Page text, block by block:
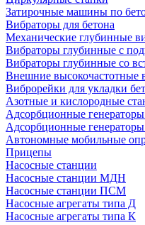
Затирочные машины по
Вибраторы для бетона
Механические глубинные
Вибраторы глубинные с
Вибраторы глубинные со
Внешние высокочастотные
Виброрейки для укладки
Азотные и кислородные
Адсорбционные генераторы
Адсорбционные генераторы
Автономные мобильные
Прицепы
Насосные станции
Насосные станции МДН
Насосные станции ПСМ
Насосные агрегаты типа Д
Насосные агрегаты типа К